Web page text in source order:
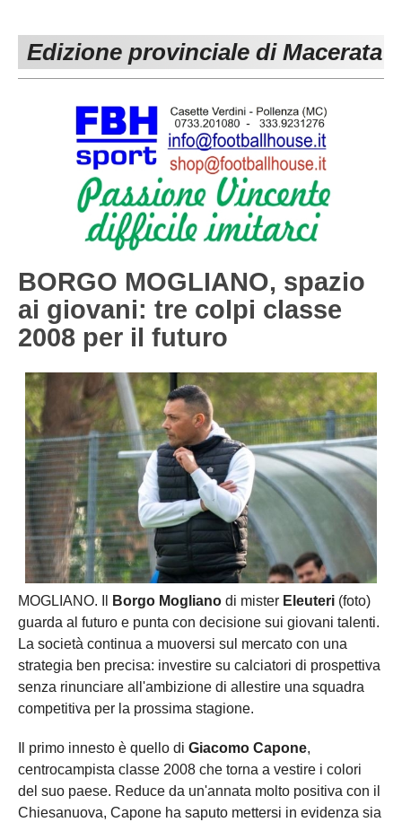
Carica la tua Rosa
1^ CATEGORIA
3^ CATEGORIA
GIOVANILI
Edizione provinciale di Macerata
BORGO MOGLIANO, spazio
ai giovani: tre colpi classe
2008 per il futuro
MOGLIANO. Il Borgo Mogliano di mister Eleuteri (foto)
guarda al futuro e punta con decisione sui giovani talenti.
La società continua a muoversi sul mercato con una
strategia ben precisa: investire su calciatori di prospettiva
senza rinunciare all'ambizione di allestire una squadra
competitiva per la prossima stagione.
Il primo innesto è quello di Giacomo Capone,
centrocampista classe 2008 che torna a vestire i colori
del suo paese. Reduce da un'annata molto positiva con il
Chiesanuova, Capone ha saputo mettersi in evidenza sia